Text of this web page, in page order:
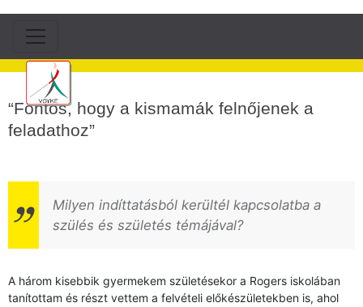
“Fontos, hogy a kismamák felnőjenek a
feladathoz”
Milyen indíttatásból kerültél kapcsolatba a
szülés és születés témájával?
A három kisebbik gyermekem születésekor a Rogers iskolában
tanítottam és részt vettem a felvételi előkészületekben is, ahol